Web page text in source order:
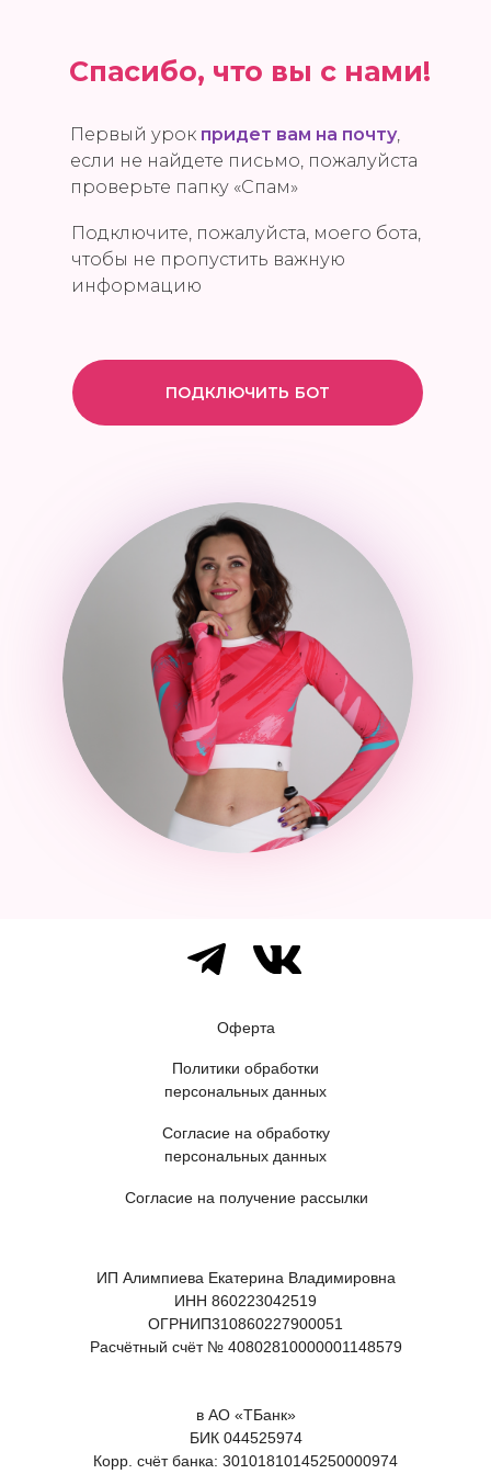
Первый урок придет вам на почту,
если не найдете письмо, пожалуйста
проверьте папку «Спам»
Подключите, пожалуйста, моего бота,
чтобы не пропустить важную
информацию
ПОДКЛЮЧИТЬ БОТ
Спасибо, что вы с нами!
Политики обработки
персональных данных
Согласие на обработку
персональных данных
Согласие на получение рассылки
ИП Алимпиева Екатерина Владимировна
ИНН 860223042519
ОГРНИП310860227900051
Расчётный счёт № 40802810000001148579
в АО «ТБанк»
БИК 044525974
Корр. счёт банка: 30101810145250000974
Оферта